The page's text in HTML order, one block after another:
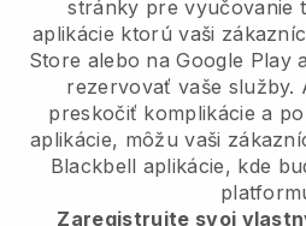
stránky pre vyučovanie
aplikácie ktorú vaši
Store alebo na Google Play
rezervovať vaše služby.
preskočiť komplikácie a
aplikácie, môžu vaši
Blackbell aplikácie, kde
Zaregistrujte svoj